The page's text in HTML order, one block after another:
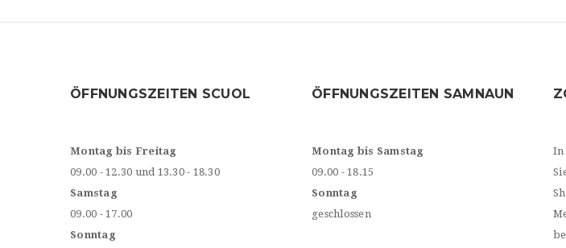
ÖFFNUNGSZEITEN SCUOL
Montag bis Freitag
09.00 - 12.30 und 13.30 - 18.30
Samstag
09.00 - 17.00
Sonntag
ÖFFNUNGSZEITEN SAMNAUN
Montag bis Samstag
09.00 - 18.15
Sonntag
geschlossen
In